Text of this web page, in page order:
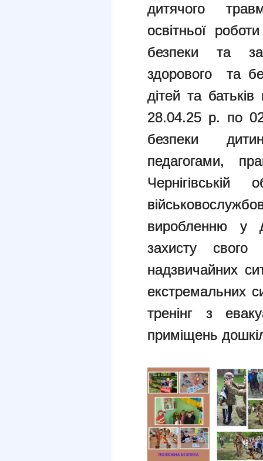
дитячого
освітньої
безпеки та
здорового та
дітей та
28.04.25 р. по
безпеки
педагогами,
Чернігівській
виробленню у
захисту
надзвичайних
екстремальних
тренінг з
приміщень